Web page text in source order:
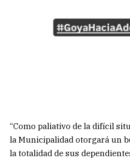
“Como paliativo de la difícil
la Municipalidad otorgará un
la totalidad de sus